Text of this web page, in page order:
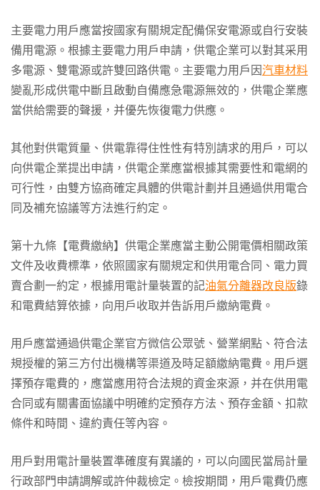
主要電力用戶應當按國家有關規定配備保安電源或自行安裝
備用電源。根據主要電力用戶申請，供電企業可以對其采用
多電源、雙電源或許雙回路供電。主要電力用戶因汽車材料
變亂形成供電中斷且啟動自備應急電源無效的，供電企業應
當供給需要的聲援，并優先恢復電力供應。
其他對供電質量、供電靠得住性性有特別請求的用戶，可以
向供電企業提出申請，供電企業應當根據其需要性和電網的
可行性，由雙方協商確定具體的供電計劃并且通過供用電合
同及補充協議等方法進行約定。
第十九條【電費繳納】供電企業應當主動公開電價相關政策
文件及收費標準，依照國家有關規定和供用電合同、電力買
賣合劃一約定，根據用電計量裝置的記油氣分離器改良版錄
和電費結算依據，向用戶收取并告訴用戶繳納電費。
用戶應當通過供電企業官方微信公眾號、營業網點、符合法
規授權的第三方付出機構等渠道及時足額繳納電費。用戶選
擇預存電費的，應當應用符合法規的資金來源，并在供用電
合同或有關書面協議中明確約定預存方法、預存金額、扣款
條件和時間、違約責任等內容。
用戶對用電計量裝置準確度有異議的，可以向國民當局計量
行政部門申請調解或許仲裁檢定。檢按期間，用戶電費仍應